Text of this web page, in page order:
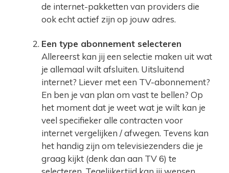
de internet-pakketten van providers die
ook echt actief zijn op jouw adres.
Een type abonnement selecteren
Allereerst kan jij een selectie maken uit wat
je allemaal wilt afsluiten. Uitsluitend
internet? Liever met een TV-abonnement?
En ben je van plan om vast te bellen? Op
het moment dat je weet wat je wilt kan je
veel specifieker alle contracten voor
internet vergelijken / afwegen. Tevens kan
het handig zijn om televisiezenders die je
graag kijkt (denk dan aan TV 6) te